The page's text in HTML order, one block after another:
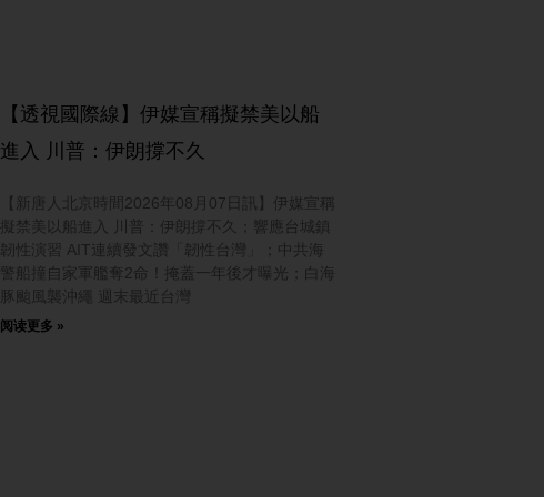
【透視國際線】伊媒宣稱擬禁美以船
進入 川普：伊朗撐不久
【新唐人北京時間2026年08月07日訊】伊媒宣稱
擬禁美以船進入 川普：伊朗撐不久；響應台城鎮
韌性演習 AIT連續發文讚「韌性台灣」；中共海
警船撞自家軍艦奪2命！掩蓋一年後才曝光；白海
豚颱風襲沖繩 週末最近台灣
阅读更多 »